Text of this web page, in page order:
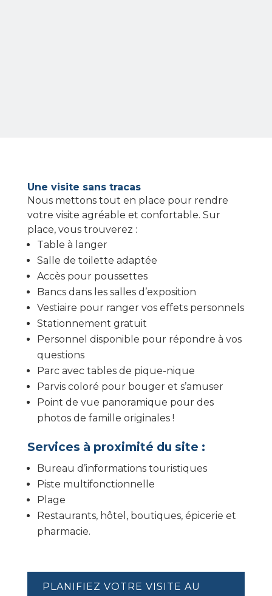
Une visite sans tracas
Nous mettons tout en place pour rendre
votre visite agréable et confortable. Sur
place, vous trouverez :
Table à langer
Salle de toilette adaptée
Accès pour poussettes
Bancs dans les salles d’exposition
Vestiaire pour ranger vos effets personnels
Stationnement gratuit
Personnel disponible pour répondre à vos
questions
Parc avec tables de pique-nique
Parvis coloré pour bouger et s’amuser
Point de vue panoramique pour des
photos de famille originales !
Services à proximité du site :
Bureau d’informations touristiques
Piste multifonctionnelle
Plage
Restaurants, hôtel, boutiques, épicerie et
pharmacie.
PLANIFIEZ VOTRE VISITE AU